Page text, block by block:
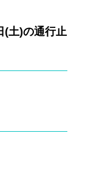
(土)の通行止